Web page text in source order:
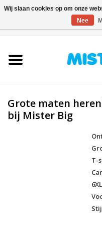
Onze Winkel
Grote maten
bij Mister Big
T-
Wij slaan cookies op om onze
Nee